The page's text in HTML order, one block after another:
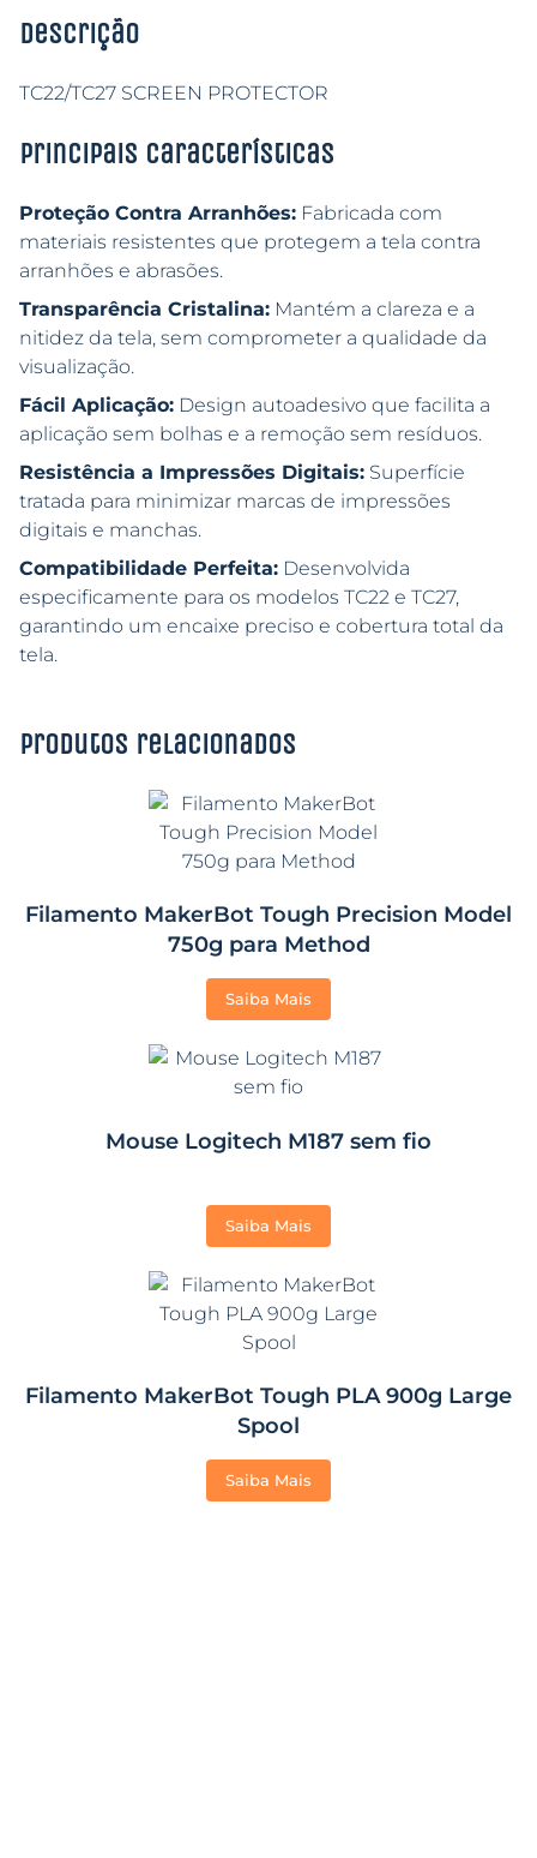
Descrição
TC22/TC27 SCREEN PROTECTOR
Principais características
Proteção Contra Arranhões: Fabricada com
materiais resistentes que protegem a tela contra
arranhões e abrasões.
Transparência Cristalina: Mantém a clareza e a
nitidez da tela, sem comprometer a qualidade da
visualização.
Fácil Aplicação: Design autoadesivo que facilita a
aplicação sem bolhas e a remoção sem resíduos.
Resistência a Impressões Digitais: Superfície
tratada para minimizar marcas de impressões
digitais e manchas.
Compatibilidade Perfeita: Desenvolvida
especificamente para os modelos TC22 e TC27,
garantindo um encaixe preciso e cobertura total da
tela.
Produtos relacionados
Filamento MakerBot Tough Precision Model
750g para Method
Saiba Mais
Mouse Logitech M187 sem fio
Saiba Mais
Filamento MakerBot Tough PLA 900g Large
Spool
Saiba Mais